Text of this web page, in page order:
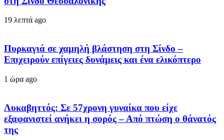
19 λεπτά ago
Πυρκαγιά σε χαμηλή βλάστηση στη Σίνδο –
Επιχειρούν επίγειες δυνάμεις και ένα ελικόπτερο
1 ώρα ago
Λυκαβηττός: Σε 57χρονη γυναίκα που είχε
εξαφανιστεί ανήκει η σορός – Από πτώση ο θάνατός
της